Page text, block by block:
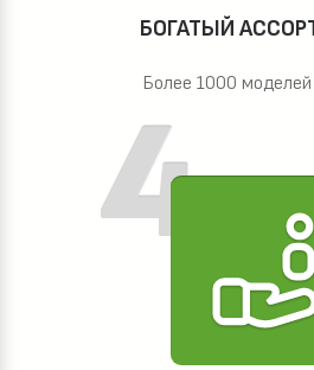
БОГАТЫЙ
Более 1000